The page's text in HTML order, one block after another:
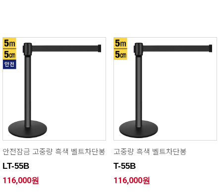
안전잠금 고중량 흑색 벨트차단봉
LT-55B
116,000원
고중량 흑색 벨트차단봉
T-55B
116,000원